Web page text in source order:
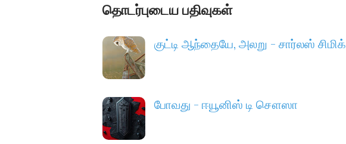
தொடர்புடைய பதிவுகள்
குட்டி ஆந்தையே, அலறு - சார்லஸ் சிமிக்
போவது - ஈயூனிஸ் டி சௌஸா